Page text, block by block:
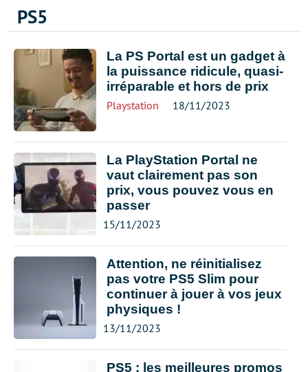
PS5
La PS Portal est un gadget à
la puissance ridicule, quasi-
irréparable et hors de prix
Playstation 18/11/2023
La PlayStation Portal ne
vaut clairement pas son
prix, vous pouvez vous en
passer
15/11/2023
Attention, ne réinitialisez
pas votre PS5 Slim pour
continuer à jouer à vos jeux
physiques !
13/11/2023
PS5 : les meilleures promos